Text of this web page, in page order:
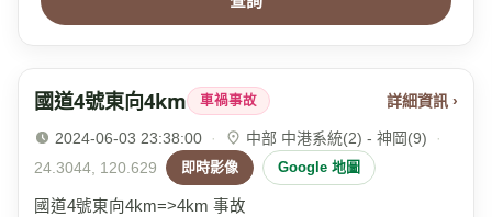
國道4號東向4km 車禍事故 詳細資訊 ›
2024-06-03 23:38:00 · 中部 中港系統(2) - 神岡(9)
·
24.3044, 120.629
即時影像 Google 地圖
國道4號東向4km=>4km 事故